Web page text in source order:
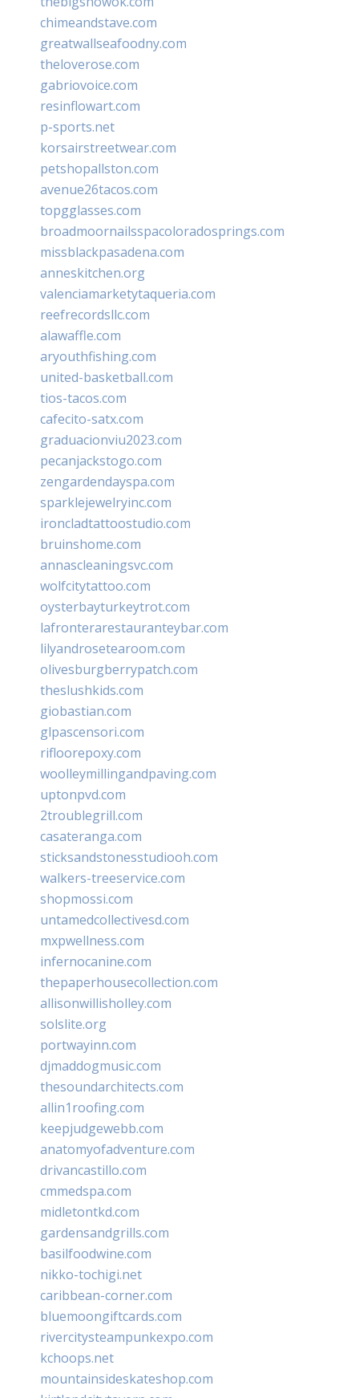
chimeandstave.com
greatwallseafoodny.com
theloverose.com
gabriovoice.com
resinflowart.com
p-sports.net
korsairstreetwear.com
petshopallston.com
avenue26tacos.com
topgglasses.com
broadmoornailsspacoloradosprings.com
missblackpasadena.com
anneskitchen.org
valenciamarketytaqueria.com
reefrecordsllc.com
alawaffle.com
aryouthfishing.com
united-basketball.com
tios-tacos.com
cafecito-satx.com
graduacionviu2023.com
pecanjackstogo.com
zengardendayspa.com
sparklejewelryinc.com
ironcladtattoostudio.com
bruinshome.com
annascleaningsvc.com
wolfcitytattoo.com
oysterbayturkeytrot.com
lafronterarestauranteybar.com
lilyandrosetearoom.com
olivesburgberrypatch.com
theslushkids.com
giobastian.com
glpascensori.com
rifloorepoxy.com
woolleymillingandpaving.com
uptonpvd.com
2troublegrill.com
casateranga.com
sticksandstonesstudiooh.com
walkers-treeservice.com
shopmossi.com
untamedcollectivesd.com
mxpwellness.com
infernocanine.com
thepaperhousecollection.com
allisonwillisholley.com
solslite.org
portwayinn.com
djmaddogmusic.com
thesoundarchitects.com
allin1roofing.com
keepjudgewebb.com
anatomyofadventure.com
drivancastillo.com
cmmedspa.com
midletontkd.com
gardensandgrills.com
basilfoodwine.com
nikko-tochigi.net
caribbean-corner.com
bluemoongiftcards.com
rivercitysteampunkexpo.com
kchoops.net
mountainsideskateshop.com